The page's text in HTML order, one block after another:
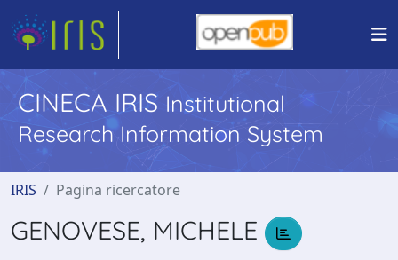
CINECA IRIS Institutional
Research Information System
IRIS Pagina ricercatore
GENOVESE, MICHELE